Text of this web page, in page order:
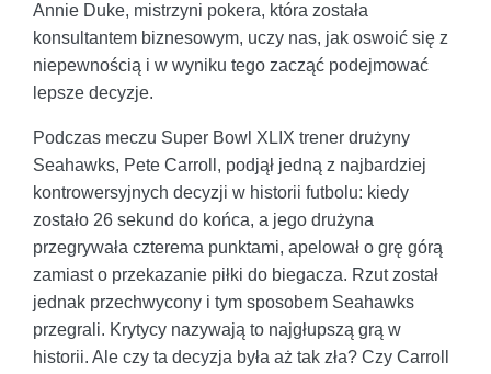
Annie Duke, mistrzyni pokera, która została
konsultantem biznesowym, uczy nas, jak oswoić się z
niepewnością i w wyniku tego zacząć podejmować
lepsze decyzje.
Podczas meczu Super Bowl XLIX trener drużyny
Seahawks, Pete Carroll, podjął jedną z najbardziej
kontrowersyjnych decyzji w historii futbolu: kiedy
zostało 26 sekund do końca, a jego drużyna
przegrywała czterema punktami, apelował o grę górą
zamiast o przekazanie piłki do biegacza. Rzut został
jednak przechwycony i tym sposobem Seahawks
przegrali. Krytycy nazywają to najgłupszą grą w
historii. Ale czy ta decyzja była aż tak zła? Czy Carroll